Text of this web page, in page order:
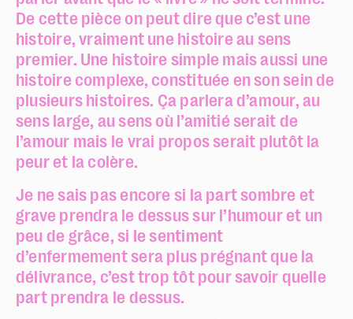
De cette pièce on peut dire que c’est une
histoire, vraiment une histoire au sens
premier. Une histoire simple mais aussi une
histoire complexe, constituée en son sein de
plusieurs histoires. Ça parlera d’amour, au
sens large, au sens où l’amitié serait de
l’amour mais le vrai propos serait plutôt la
peur et la colère.
Je ne sais pas encore si la part sombre et
grave prendra le dessus sur l’humour et un
peu de grâce, si le sentiment
d’enfermement sera plus prégnant que la
délivrance, c’est trop tôt pour savoir quelle
part prendra le dessus.